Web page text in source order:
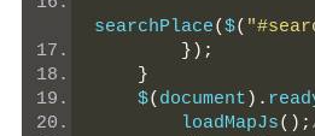
searchPlace($(
});
}
    $
( document ).
        loadMapJs
();